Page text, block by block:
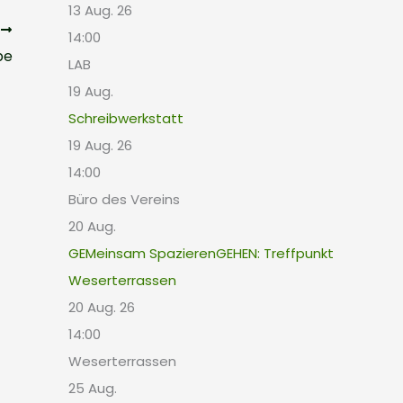
13 Aug. 26
14:00
LAB
19 Aug.
Schreibwerkstatt
19 Aug. 26
14:00
Büro des Vereins
20 Aug.
GEMeinsam SpazierenGEHEN: Treffpunkt
Weserterrassen
20 Aug. 26
14:00
Weserterrassen
25 Aug.